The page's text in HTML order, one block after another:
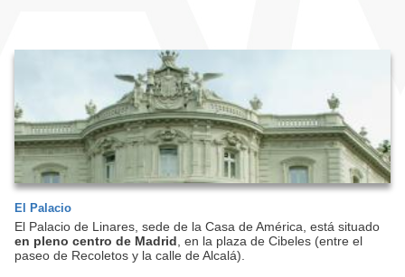
El Palacio
El Palacio de Linares, sede de la Casa de América, está situado
en pleno centro de Madrid , en la plaza de Cibeles (entre el
paseo de Recoletos y la calle de Alcalá).